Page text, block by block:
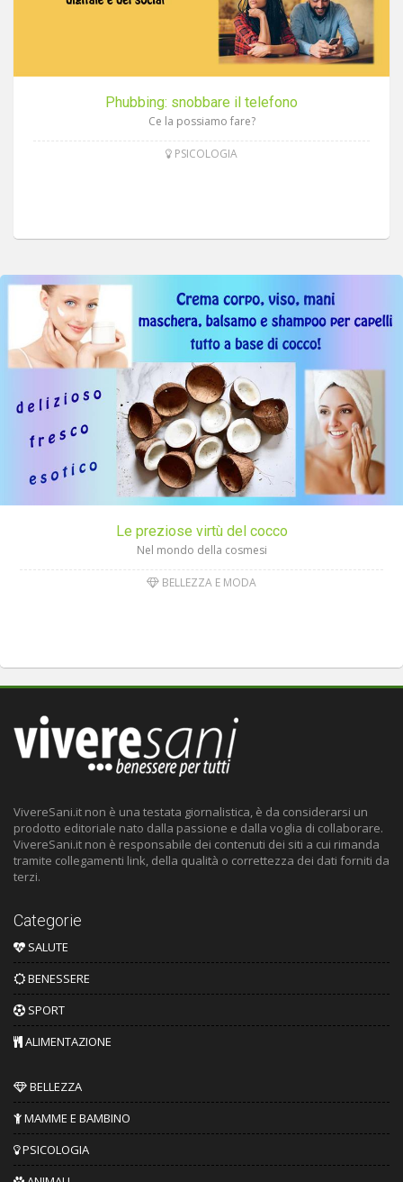
Phubbing: snobbare il telefono
Ce la possiamo fare?
PSICOLOGIA
Le preziose virtù del cocco
Nel mondo della cosmesi
BELLEZZA E MODA
VivereSani.it non è una testata giornalistica, è da considerarsi un
prodotto editoriale nato dalla passione e dalla voglia di collaborare.
VivereSani.it non è responsabile dei contenuti dei siti a cui rimanda
tramite collegamenti link, della qualità o correttezza dei dati forniti da
terzi.
Categorie
SALUTE
BENESSERE
SPORT
ALIMENTAZIONE
BELLEZZA
MAMME E BAMBINO
PSICOLOGIA